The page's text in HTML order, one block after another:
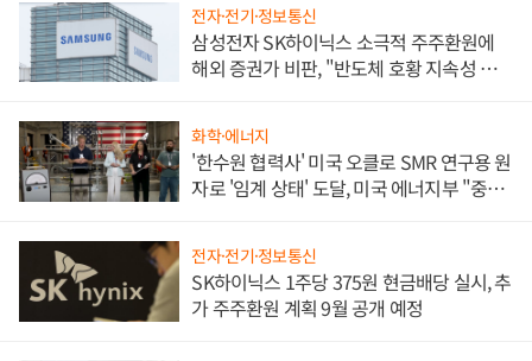
전자·전기·정보통신
삼성전자 SK하이닉스 소극적 주주환원에
해외 증권가 비판, "반도체 호황 지속성 의
화학·에너지
'한수원 협력사' 미국 오클로 SMR 연구용 원
자로 '임계 상태' 도달, 미국 에너지부 "중요
전자·전기·정보통신
SK하이닉스 1주당 375원 현금배당 실시, 추
가 주주환원 계획 9월 공개 예정